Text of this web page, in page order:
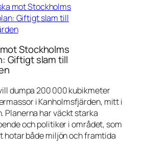
mot Stockholms
Giftigt slam till
Stockholms
Giftigt slam till
dumpa 200 000 kubikmeter
i Kanholmsfjärden, mitt i
Planerna har väckt starka
och politiker i området, som
hotar både miljön och framtida